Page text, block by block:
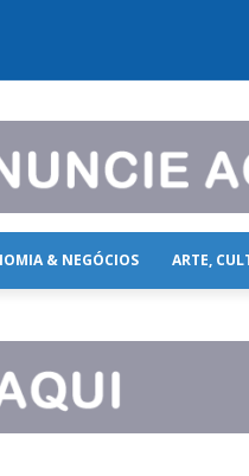
& NEGÓCIOS ARTE,